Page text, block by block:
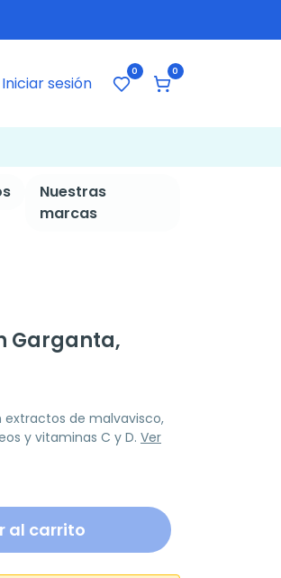
Iniciar sesión
0 0
Nuestras
marcas
Garganta,
de malvavisco,
y vitaminas C y D. Ver
al carrito